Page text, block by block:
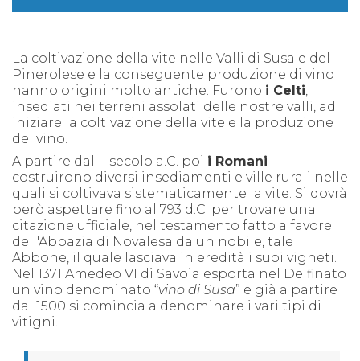
La coltivazione della vite nelle Valli di Susa e del
Pinerolese e la conseguente produzione di vino
hanno origini molto antiche. Furono i Celti
insediati nei terreni assolati delle nostre valli, ad
iniziare la coltivazione della vite e la produzione
del vino.
A partire dal II secolo a.C. poi i Romani
costruirono diversi insediamenti e ville rurali nelle
quali si coltivava sistematicamente la vite. Si dovrà
però aspettare fino al 793 d.C. per trovare una
citazione ufficiale, nel testamento fatto a favore
dell'Abbazia di Novalesa da un nobile, tale
Abbone, il quale lasciava in eredità i suoi vigneti.
Nel 1371 Amedeo VI di Savoia esporta nel Delfinato
un vino denominato “vino di Susa” e già a partire
dal 1500 si comincia a denominare i vari tipi di
vitigni.